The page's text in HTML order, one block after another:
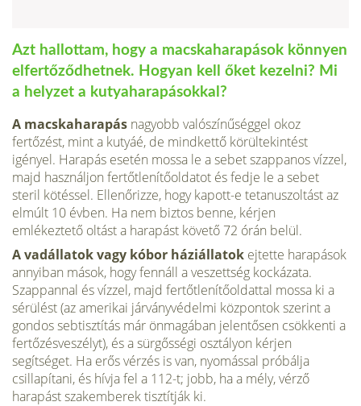
Azt hallottam, hogy a macskaharapások könnyen
elfertőződhetnek. Hogyan kell őket kezelni? Mi
a helyzet a kutyaharapásokkal?
A macskaharapás nagyobb valószínűséggel okoz
fertőzést, mint a kutyáé, de mindkettő körültekintést
igényel. Harapás esetén mossa le a sebet szappanos vízzel,
majd használjon fertőtlenítőoldatot és fedje le a sebet
steril kötéssel. Ellenőrizze, hogy kapott-e tetanuszoltást az
elmúlt 10 évben. Ha nem biztos benne, kérjen
emlékeztető oltást a harapást követő 72 órán belül.
A vadállatok vagy kóbor háziállatok ejtette harapások
annyiban mások, hogy fennáll a veszettség kockázata.
Szappannal és vízzel, majd fertőtlenítőoldattal mossa ki a
sérülést (az amerikai járványvédelmi központok szerint a
gondos sebtisztítás már önmagában jelentősen csökkenti a
fertőzésveszélyt), és a sürgősségi osztályon kérjen
segítséget. Ha erős vérzés is van, nyomással próbálja
csillapítani, és hívja fel a 112-t; jobb, ha a mély, vérző
harapást szakemberek tisztítják ki.